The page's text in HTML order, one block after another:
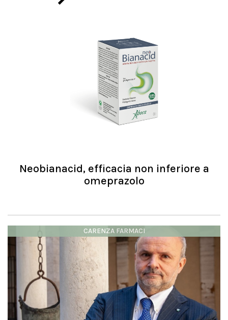
Neobianacid, efficacia non inferiore a
omeprazolo
CARENZA FARMACI